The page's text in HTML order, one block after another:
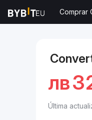
Comprar
лв
Última